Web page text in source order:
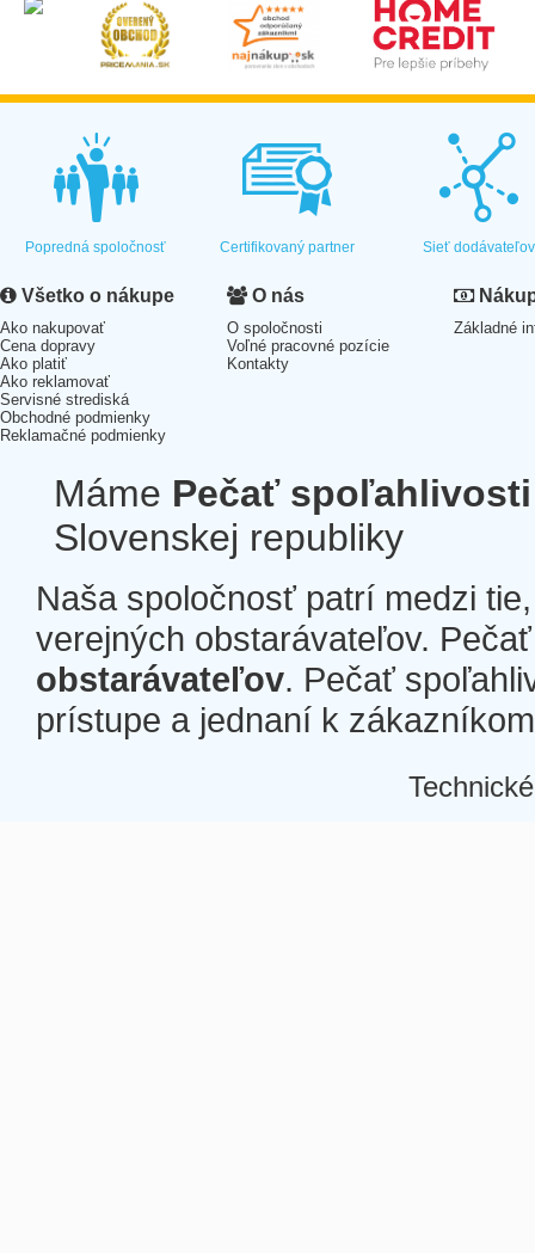
Popredná spoločnosť Certifikovaný partner Sieť dodávateľov
Všetko o nákupe
Ako nakupovať
Cena dopravy
Ako platiť
Ako reklamovať
Servisné strediská
Obchodné podmienky
Reklamačné podmienky
O nás
O spoločnosti
Voľné pracovné pozície
Kontakty
Základné
Máme Pečať spoľahlivosti
Slovenskej republiky
Naša spoločnosť patrí medzi
verejných obstarávateľov.
obstarávateľov. Pečať
prístupe a jednaní k